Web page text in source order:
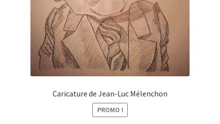
Caricature de Jean-Luc Mélenchon
PROMO !